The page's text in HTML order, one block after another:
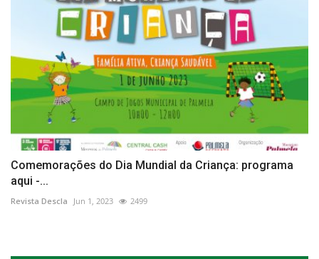
Comemorações do Dia Mundial da Criança: programa
aqui -...
Revista Descla Jun 1, 2023 2499